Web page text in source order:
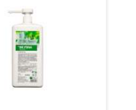
мильної…